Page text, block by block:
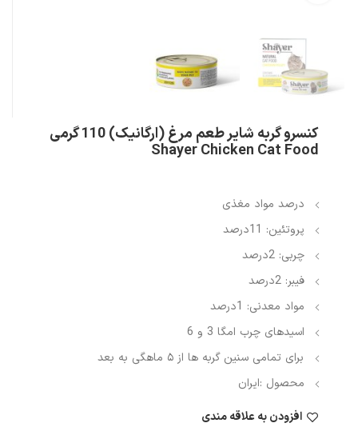
کنسرو گربه‌ شایر طعم مرغ (ارگانیک) 110 گرمی
Shayer Chicken Cat Food
درصد مواد مغذی
پروتئین: 11درصد
چربی: 2درصد
فیبر: 2درصد
مواد معدنی: 1درصد
اسیدهای چرب امگا 3 و 6
برای تمامی سنین گربه ها از ۵ ماهگی به بعد
محصول :ایران
افزودن به علاقه مندی